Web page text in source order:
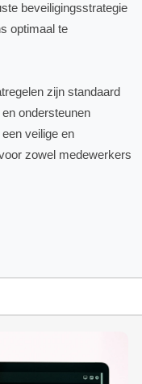
beveiligingsstrategie
optimaal te
zijn standaard
ondersteunen
veilige en
zowel medewerkers